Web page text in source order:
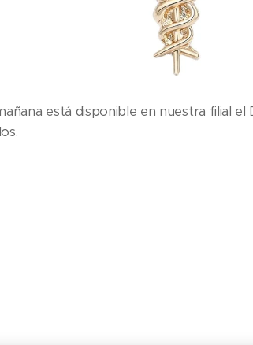
está disponible en nuestra filial